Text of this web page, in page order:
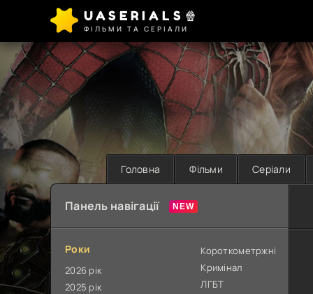
UASERIALS🍿
ФІЛЬМИ ТА СЕРІАЛИ
Головна Фільми Серіали
Панель навігації
Роки
2026 рік
2025 рік
Короткометржні
Кримінал
ЛГБТ